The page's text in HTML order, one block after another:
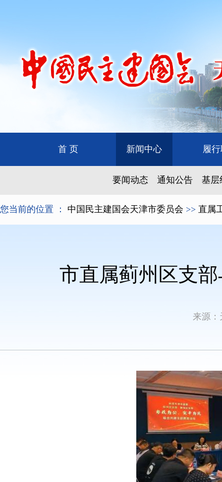
首 页 新闻中心 履
要闻动态 通知公告 基层
您当前的位置 ： 中国民主建国会天津市委员会 >> 直属
市直属蓟州区支
来源